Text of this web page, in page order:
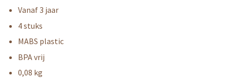
Vanaf 3 jaar
4 stuks
MABS plastic
BPA vrij
0,08 kg